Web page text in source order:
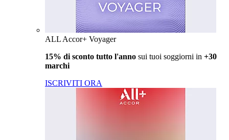
ALL Accor+ Voyager
15% di sconto tutto l'anno sui tuoi soggiorni in +30
marchi
ISCRIVITI ORA